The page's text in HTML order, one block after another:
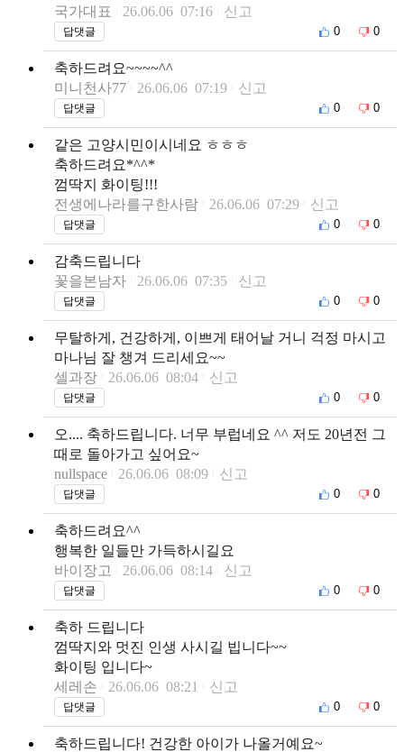
국가대표
26.06.06 07:16 신고
답댓글 0 0
축하드려요~~~~^^
미니천사77
26.06.06 07:19 신고
답댓글 0 0
같은 고양시민이시네요 ㅎㅎㅎ
축하드려요*^^*
껌딱지 화이팅!!!
전생에나라를구한사람
26.06.06 07:29 신고
답댓글 0 0
감축드립니다
꽃을본남자
26.06.06 07:35 신고
답댓글 0 0
무탈하게, 건강하게, 이쁘게 태어날 거니 걱정 마시고
마나님 잘 챙겨 드리세요~~
셀과장
26.06.06 08:04 신고
답댓글 0 0
오.... 축하드립니다. 너무 부럽네요 ^^ 저도 20년전 그
때로 돌아가고 싶어요~
nullspace
26.06.06 08:09 신고
답댓글 0 0
축하드려요^^
행복한 일들만 가득하시길요
바이장고
26.06.06 08:14 신고
답댓글 0 0
축하 드립니다
껌딱지와 멋진 인생 사시길 빕니다~~
화이팅 입니다~
세레손
26.06.06 08:21 신고
답댓글 0 0
축하드립니다! 건강한 아이가 나올거예요~